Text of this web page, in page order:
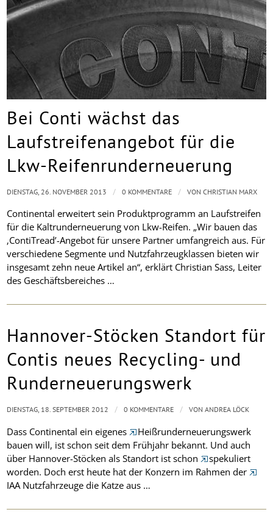
Bei Conti wächst das
Laufstreifenangebot für die
Lkw-Reifenrunderneuerung
Continental erweitert sein Produktprogramm an Laufstreifen
für die Kaltrunderneuerung von Lkw-Reifen. „Wir bauen das
‚ContiTread’-Angebot für unsere Partner umfangreich aus. Für
verschiedene Segmente und Nutzfahrzeugklassen bieten wir
insgesamt zehn neue Artikel an“, erklärt Christian Sass, Leiter
des Geschäftsbereiches …
DIENSTAG, 26. NOVEMBER 2013 / 0 KOMMENTARE / VONCHRISTIAN MARX
Hannover-Stöcken Standort für
Contis neues Recycling- und
Runderneuerungswerk
Dass Continental ein eigenes
Heißrunderneuerungswerk
bauen will, ist schon seit dem Frühjahr bekannt. Und auch
über Hannover-Stöcken als Standort ist schon
spekuliert
worden. Doch erst heute hat der Konzern im Rahmen der
IAA Nutzfahrzeuge die Katze aus …
DIENSTAG, 18. SEPTEMBER 2012 / 0 KOMMENTARE / VONANDREA LÖCK